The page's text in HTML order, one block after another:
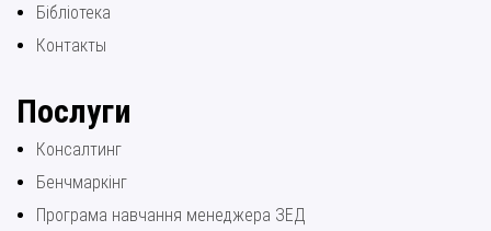
Бібліотека
Контакты
Послуги
Консалтинг
Бенчмаркінг
Програма навчання менеджера ЗЕД